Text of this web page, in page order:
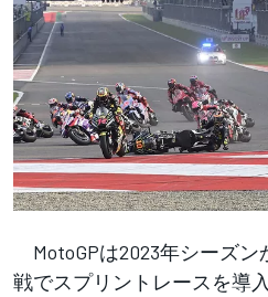
MotoGPは2023年シーズ
戦でスプリントレースを導